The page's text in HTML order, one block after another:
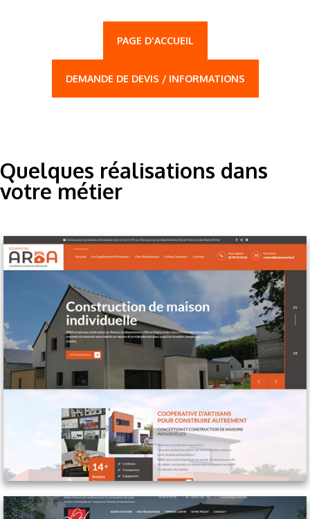
PAGE D'ACCUEIL
DEMANDE DE DEVIS / INFORMATIONS
Quelques réalisations dans
votre métier